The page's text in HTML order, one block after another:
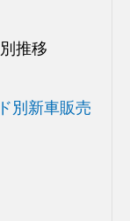
推移
別新車販売